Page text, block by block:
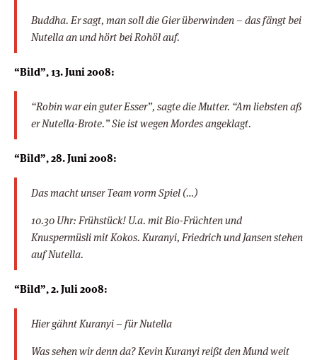
Buddha. Er sagt, man soll die Gier überwinden – das fängt bei
Nutella an und hört bei Rohöl auf.
“Bild”, 13. Juni 2008:
“Robin war ein guter Esser”, sagte die Mutter. “Am liebsten aß
er Nutella-Brote.” Sie ist wegen Mordes angeklagt.
“Bild”, 28. Juni 2008:
Das macht unser Team vorm Spiel (…)
10.30 Uhr: Frühstück! U.a. mit Bio-Früchten und
Knuspermüsli mit Kokos. Kuranyi, Friedrich und Jansen stehen
auf Nutella.
“Bild”, 2. Juli 2008:
Hier gähnt Kuranyi – für Nutella
Was sehen wir denn da? Kevin Kuranyi reißt den Mund weit